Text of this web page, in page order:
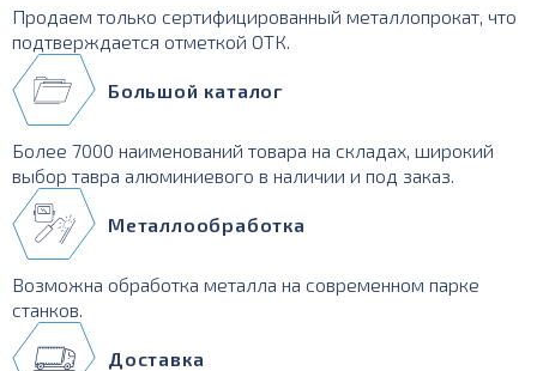
Продаем только сертифицированный металлопрокат, что
подтверждается отметкой ОТК.
Большой каталог
Более 7000 наименований товара на складах, широкий
выбор тавра алюминиевого в наличии и под заказ.
Металлообработка
Возможна обработка металла на современном парке
станков.
Доставка